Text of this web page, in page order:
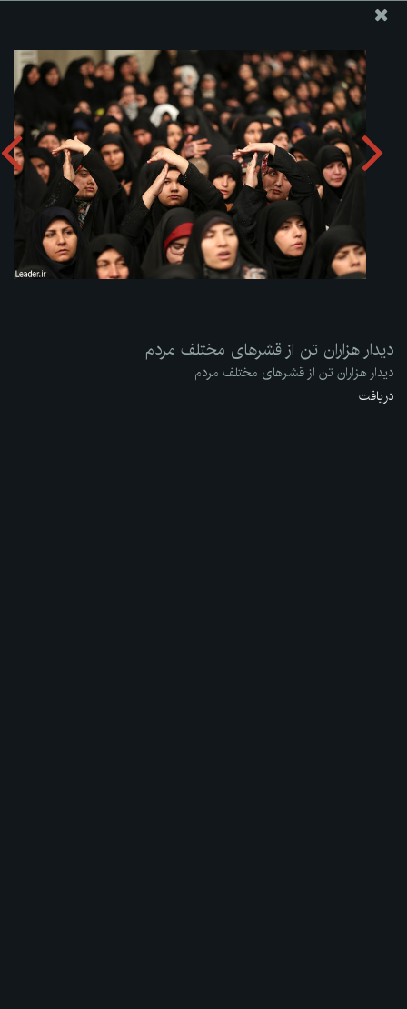
ارسال نامه
وجوهات
دیدار هزاران تن از قشرهای مختلف مردم دریافت آلبوم: zip
دیدار هزاران تن از قشرهای مختلف مردم
دیدار هزاران تن از قشرهای مختلف مردم
دریافت